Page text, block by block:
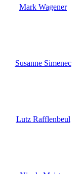
Mark Wagener
Susanne Simenec
Lutz Rafflenbeul